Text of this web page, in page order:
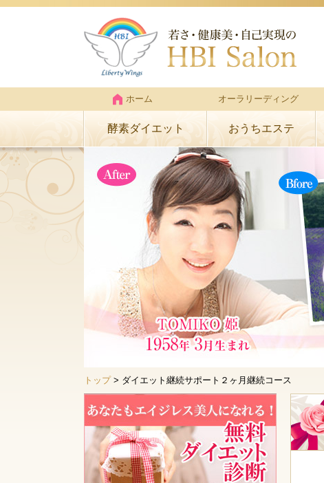
ホーム オーラリーディング
酵素ダイエット おうちエステ
トップ> ダイエット継続サポート２ヶ月継続コース